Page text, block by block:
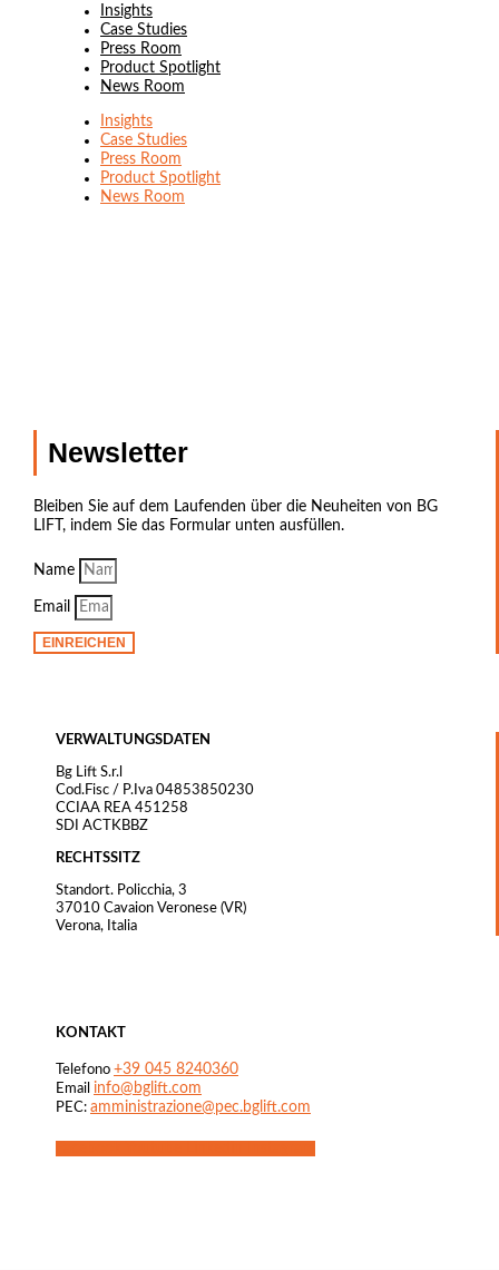
Insights
Case Studies
Press Room
Product Spotlight
News Room
Insights
Case Studies
Press Room
Product Spotlight
News Room
Newsletter
Bleiben Sie auf dem Laufenden über die Neuheiten von BG
LIFT, indem Sie das Formular unten ausfüllen.
Name
Email
EINREICHEN
VERWALTUNGSDATEN
Bg Lift S.r.l
Cod.Fisc / P.Iva 04853850230
CCIAA REA 451258
SDI ACTKBBZ
RECHTSSITZ
Standort. Policchia, 3
37010 Cavaion Veronese (VR)
Verona, Italia
KONTAKT
Telefono +39 045 8240360
Email info@bglift.com
PEC: amministrazione@pec.bglift.com